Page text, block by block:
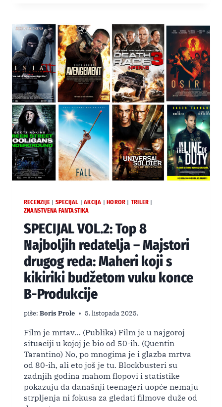
ZAŠTO
JE
“THE
DOMESTICS”
SKRIVENI
DRAGULJ
POSTAPOKALIPSE
RECENZIJE SPECIJAL |AKCIJA HOROR TRILER
ZNANSTVENA FANTASTIKA
SPECIJAL VOL.2: Top 8
Najboljih redatelja – Majstori
drugog reda: Maheri koji s
kikiriki budžetom vuku konce
B-Produkcije
piše: Boris Prole 5. listopada 2025.
Film je mrtav… (Publika) Film je u najgoroj
situaciji u kojoj je bio od 50-ih. (Quentin
Tarantino) No, po mnogima je i glazba mrtva
od 80-ih, ali eto još je tu. Blockbusteri su
zadnjih godina mahom flopovi i statistike
pokazuju da današnji teenageri uopće nemaju
strpljenja ni fokusa za gledati filmove duže od